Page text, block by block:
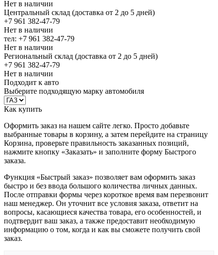
Нет в наличии
Центральный склад (доставка от 2 до 5 дней)
+7 961 382-47-79
Нет в наличии
тел: +7 961 382-47-79
Нет в наличии
Региональный склад (доставка от 2 до 5 дней)
+7 961 382-47-79
Нет в наличии
Подходит к авто
Выберите подходящую марку автомобиля
Как купить
Оформить заказ на нашем сайте легко. Просто добавьте
выбранные товары в корзину, а затем перейдите на страницу
Корзина, проверьте правильность заказанных позиций,
нажмите кнопку «Заказать» и заполните форму Быстрого
заказа.
Функция «Быстрый заказ» позволяет вам оформить заказ
быстро и без ввода большого количества личных данных.
После отправки формы через короткое время вам перезвонит
наш менеджер. Он уточнит все условия заказа, ответит на
вопросы, касающиеся качества товара, его особенностей, и
подтвердит ваш заказ, а также предоставит необходимую
информацию о том, когда и как вы сможете получить свой
заказ.